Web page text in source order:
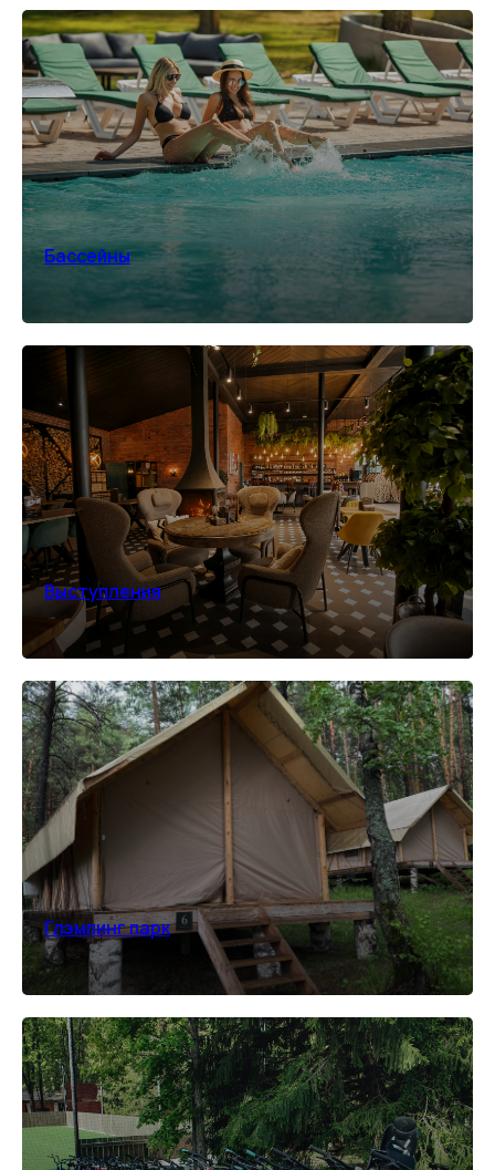
*количество номеров ограничено
ПОДРОБНЕЕ
Бассейны
Выступления
Глэмпинг парк